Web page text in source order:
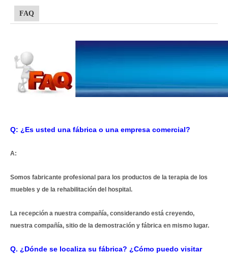
FAQ
Q: ¿Es usted una fábrica o una empresa comercial?
A:
Somos fabricante profesional para los productos de la terapia de los
muebles y de la rehabilitación del hospital.
La recepción a nuestra compañía, considerando está creyendo,
nuestra compañía, sitio de la demostración y fábrica en mismo lugar.
Q. ¿Dónde se localiza su fábrica? ¿Cómo puedo visitar